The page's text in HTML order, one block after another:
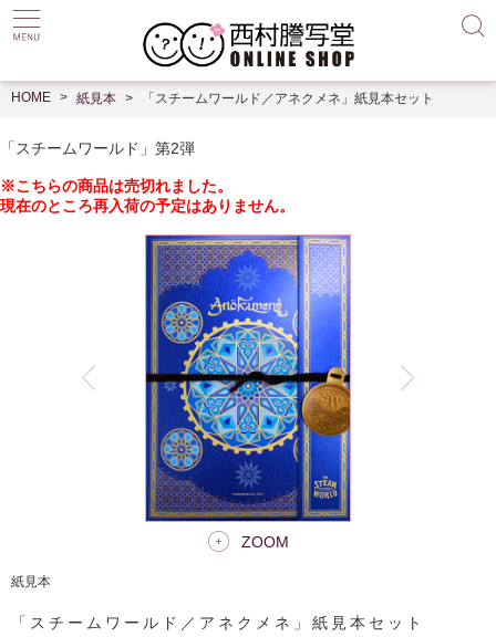
HOME 紙見本 「スチームワールド／アネクメネ」紙見本セット
「スチームワールド」第2弾
※こちらの商品は売切れました。
現在のところ再入荷の予定はありません。
ZOOM
紙見本
「スチームワールド／アネクメネ」紙見本セット